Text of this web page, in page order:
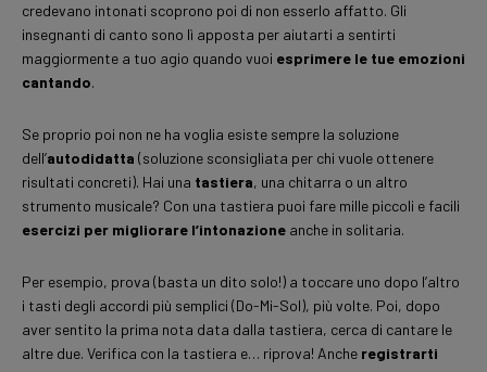
credevano intonati scoprono poi di non esserlo affatto. Gli
insegnanti di canto sono lì apposta per aiutarti a sentirti
maggiormente a tuo agio quando vuoi esprimere le tue emozioni
cantando.
Se proprio poi non ne ha voglia esiste sempre la soluzione
dell’autodidatta (soluzione sconsigliata per chi vuole ottenere
risultati concreti). Hai una tastiera, una chitarra o un altro
strumento musicale? Con una tastiera puoi fare mille piccoli e facili
esercizi per migliorare l’intonazione anche in solitaria.
Per esempio, prova (basta un dito solo!) a toccare uno dopo l’altro
i tasti degli accordi più semplici (Do-Mi-Sol), più volte. Poi, dopo
aver sentito la prima nota data dalla tastiera, cerca di cantare le
altre due. Verifica con la tastiera e… riprova! Anche registrarti